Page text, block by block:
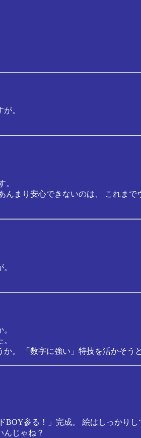
。
。
まり安心できないのは、 これま
。 「数字に強い」特技を活かそう
参る！」完成。 絵はしっかり
んじゃね？